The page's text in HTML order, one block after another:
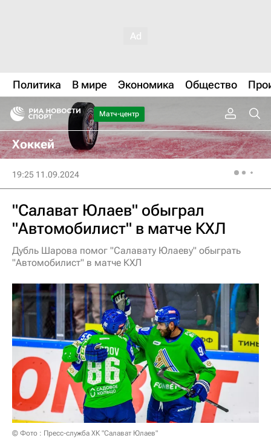
Политика В мире Экономика Общество
Матч-центр
Хоккей
19:25 11.09.2024
"Салават Юлаев" обыграл
"Автомобилист" в матче КХЛ
Дубль Шарова помог "Салавату Юлаеву" обыграть
"Автомобилист" в матче КХЛ
© Фото : Пресс-служба ХК "Салават Юлаев"